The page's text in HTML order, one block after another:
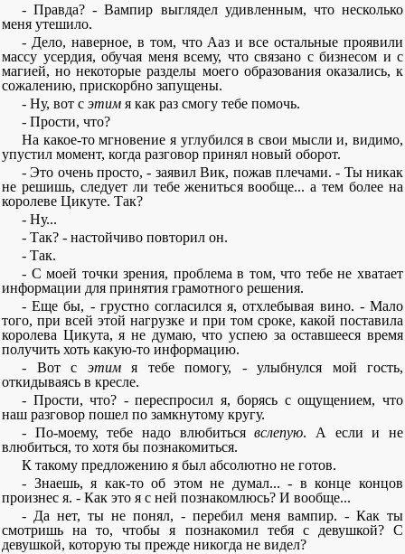
- Правда? - Вампир выглядел удивленным, что несколько
меня утешило.
- Дело, наверное, в том, что Ааз и все остальные проявили
массу усердия, обучая меня всему, что связано с бизнесом и с
магией, но некоторые разделы моего образования оказались, к
сожалению, прискорбно запущены.
- Ну, вот сэтим я как раз смогу тебе помочь.
- Прости, что?
На какое-то мгновение я углубился в свои мысли и, видимо,
упустил момент, когда разговор принял новый оборот.
- Это очень просто, - заявил Вик, пожав плечами. - Ты никак
не решишь, следует ли тебе жениться вообще... а тем более на
королеве Цикуте. Так?
- Ну...
- Так? - настойчиво повторил он.
- Так.
- С моей точки зрения, проблема в том, что тебе не хватает
информации для принятия грамотного решения.
- Еще бы, - грустно согласился я, отхлебывая вино. - Мало
того, при всей этой нагрузке и при том сроке, какой поставила
королева Цикута, я не думаю, что успею за оставшееся время
получить хоть какую-то информацию.
- Вот с этимя тебе помогу, - улыбнулся мой гость,
откидываясь в кресле.
- Прости, что? - переспросил я, борясь с ощущением, что
наш разговор пошел по замкнутому кругу.
- По-моему, тебе надо влюбитьсявслепую. А если и не
влюбиться, то хотя бы познакомиться.
К такому предложению я был абсолютно не готов.
- Знаешь, я как-то об этом не думал... - в конце концов
произнес я. - Как это я с ней познакомлюсь? И вообще...
- Да нет, ты не понял, - перебил меня вампир. - Как ты
смотришь на то, чтобы я познакомил тебя с девушкой? С
девушкой, которую ты прежде никогда не видел?